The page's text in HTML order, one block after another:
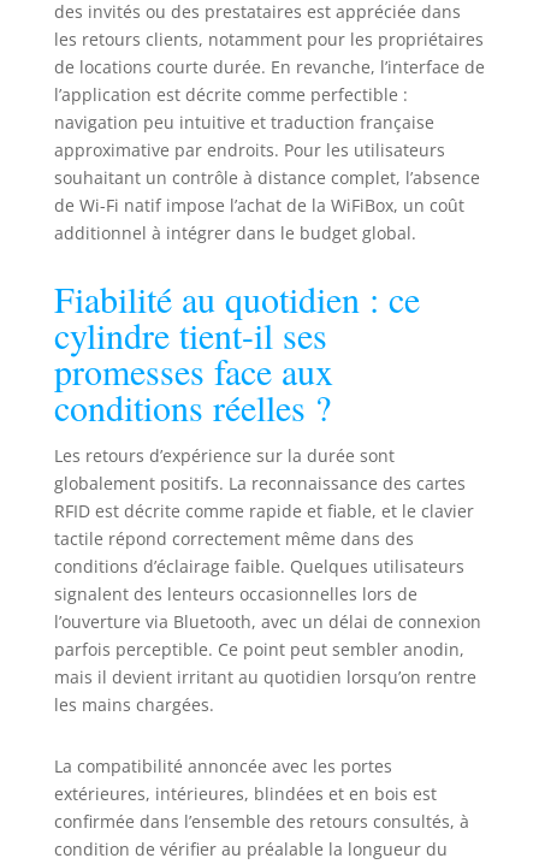
des invités ou des prestataires est appréciée dans
les retours clients, notamment pour les propriétaires
de locations courte durée. En revanche, l’interface de
l’application est décrite comme perfectible :
navigation peu intuitive et traduction française
approximative par endroits. Pour les utilisateurs
souhaitant un contrôle à distance complet, l’absence
de Wi-Fi natif impose l’achat de la WiFiBox, un coût
additionnel à intégrer dans le budget global.
Fiabilité au quotidien : ce
cylindre tient-il ses
promesses face aux
conditions réelles ?
Les retours d’expérience sur la durée sont
globalement positifs. La reconnaissance des cartes
RFID est décrite comme rapide et fiable, et le clavier
tactile répond correctement même dans des
conditions d’éclairage faible. Quelques utilisateurs
signalent des lenteurs occasionnelles lors de
l’ouverture via Bluetooth, avec un délai de connexion
parfois perceptible. Ce point peut sembler anodin,
mais il devient irritant au quotidien lorsqu’on rentre
les mains chargées.
La compatibilité annoncée avec les portes
extérieures, intérieures, blindées et en bois est
confirmée dans l’ensemble des retours consultés, à
condition de vérifier au préalable la longueur du